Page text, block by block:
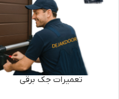
تعمیرات جک برقی